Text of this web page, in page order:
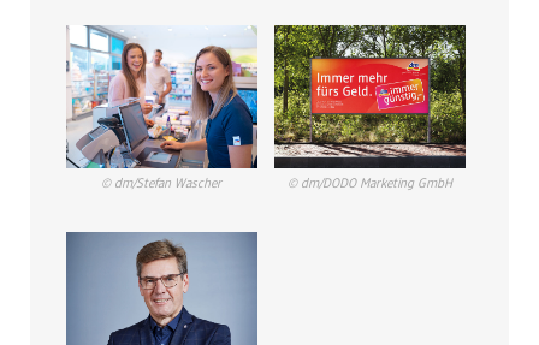
© dm/Stefan Wascher © dm/DODO Marketing GmbH